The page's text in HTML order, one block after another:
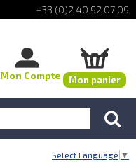
+33 (0)2 40 92 07 09
Mon Compte Mon panier
Select Language ▼